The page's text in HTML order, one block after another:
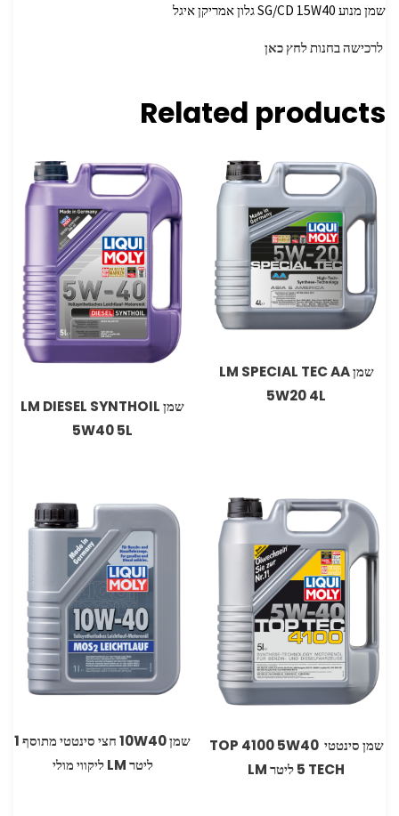
שמן מנוע W40‏15 ‏SG/CD גלון אמריקן איגל
לרכישה בחנותלחץ כאן
Related products
שמן LM SPECIAL TEC AA
5W20 4L
שמן LM DIESEL SYNTHOIL
5W40 5L
‏שמן סינטטי 5W40‏ 4100 ‏TOP
TECH ‏5 ליטר ‏LM
שמן 10W40 חצי סינטטי מתוסף 1
ליטר LM ליקווי מולי